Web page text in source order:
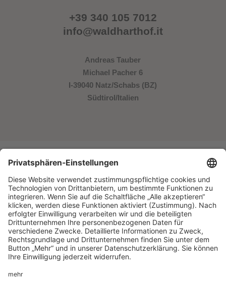
+39 340 105 7012
info@waldharthof.it
Andreas Tauber
Michael Pacher 6
I-39040 Natz/Schabs (BZ)
Südtirol/Italien
© Waldharthof Lage & Anreise